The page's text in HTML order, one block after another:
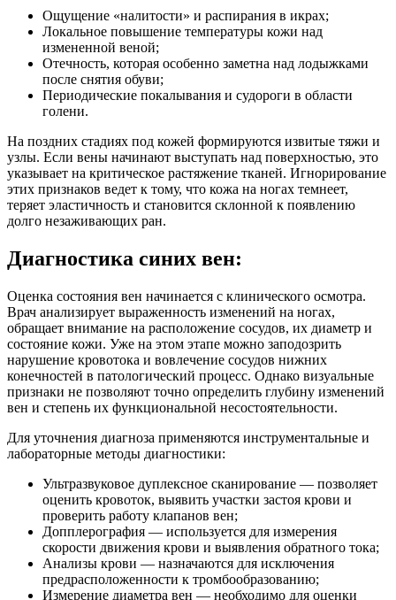
Ощущение «налитости» и распирания в икрах;
Локальное повышение температуры кожи над
измененной веной;
Отечность, которая особенно заметна над лодыжками
после снятия обуви;
Периодические покалывания и судороги в области
голени.
На поздних стадиях под кожей формируются извитые тяжи и
узлы. Если вены начинают выступать над поверхностью, это
указывает на критическое растяжение тканей. Игнорирование
этих признаков ведет к тому, что кожа на ногах темнеет,
теряет эластичность и становится склонной к появлению
долго незаживающих ран.
Диагностика синих вен:
Оценка состояния вен начинается с клинического осмотра.
Врач анализирует выраженность изменений на ногах,
обращает внимание на расположение сосудов, их диаметр и
состояние кожи. Уже на этом этапе можно заподозрить
нарушение кровотока и вовлечение сосудов нижних
конечностей в патологический процесс. Однако визуальные
признаки не позволяют точно определить глубину изменений
вен и степень их функциональной несостоятельности.
Для уточнения диагноза применяются инструментальные и
лабораторные методы диагностики:
Ультразвуковое дуплексное сканирование — позволяет
оценить кровоток, выявить участки застоя крови и
проверить работу клапанов вен;
Допплерография — используется для измерения
скорости движения крови и выявления обратного тока;
Анализы крови — назначаются для исключения
предрасположенности к тромбообразованию;
Измерение диаметра вен — необходимо для оценки